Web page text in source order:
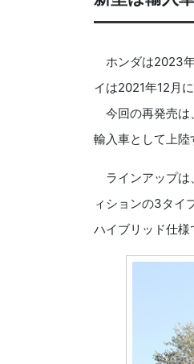
ホンダは2023
イは2021年12月
今回の再発売は
輸入車として上陸
ラインアップは
ィションの3タイ
ハイブリッド仕様